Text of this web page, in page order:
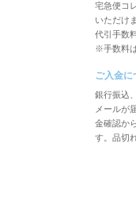
宅急便コ
いただけ
代引手数
※手数料
ご入金に
銀行振込
メールが
金確認か
す。品切